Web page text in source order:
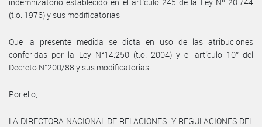
(t.o. 1976) y sus modificatorias
Que la presente medida se dicta en uso de las atribuciones
conferidas por la Ley N°14.250 (t.o. 2004) y el artículo 10° del
Decreto N°200/88 y sus modificatorias.
Por ello,
LA DIRECTORA NACIONAL DE RELACIONES Y REGULACIONES DEL